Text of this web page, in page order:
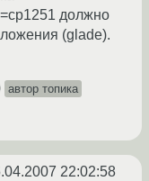
должно
(glade).
автор топика
22:02:58